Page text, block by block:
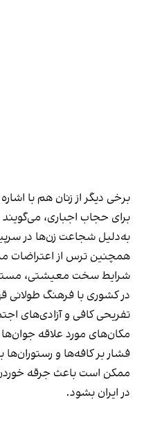
برخی دیگر از زنان هم با
برای حجاب اجباری،
به‌دلیل شجاعت زن‌ها در
همچنین ترس از اعتراضات
شرایط سخت معیشتی،
در کشوری با فرهنگ طولانی
تفریحی کافی و آزادی‌های
مکان‌های مورد علاقه جوان‌ها
فشار بر کافه‌ها و
ممکن است باعث جرقه
در ایران بشود.